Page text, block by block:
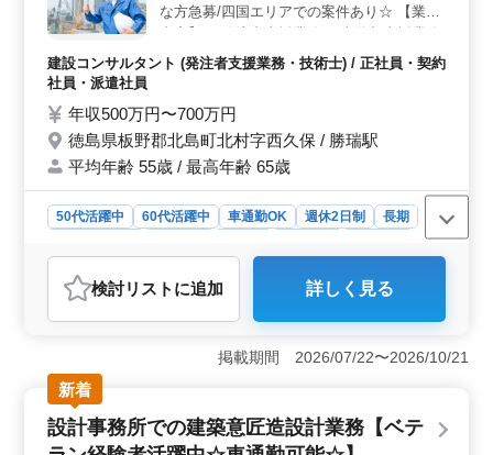
な方急募/四国エリアでの案件あり☆ 【業務
・工事管理(品質・工程・安全)、施工計画、
成業務 ・その他関連業務 ☆歓迎致します☆
・50代、60代経験者 ・1級土木施工管理技士
有資格者 社宅完備です！ 50代以上で土木施
工管理業務経験者の方、お気軽にお問い合わ
せ下さい♪
建設コンサルタント (発注者支援業務・技術士) / 正社員・契約
社員・派遣社員
年収500万円〜700万円
徳島県板野郡北島町北村字西久保 / 勝瑞駅
平均年齢 55歳 / 最高年齢 65歳
50代活躍中 60代活躍中 車通勤OK 週休2日制
長期
おすすめポイント
＜多岐にわたる業務内容＞ 建設コンサルとして、発注
者支援業務全般に携わります。工事監督支援業務や工事
管理、CAD操作など、幅広い技術を活かして現場での打
ち合わせや資料作成などを担当します。経験を生かし
て、高度な業務に挑戦できます。 ＜中高年の活躍環
境＞ 経験豊富な50代や60代の方々が多数在籍してお
検討リスト に追加 詳しく見る
掲載期間 2026/07/22〜2026/10/21
新着
設計事務所での建築意匠造設計業務【ベテ